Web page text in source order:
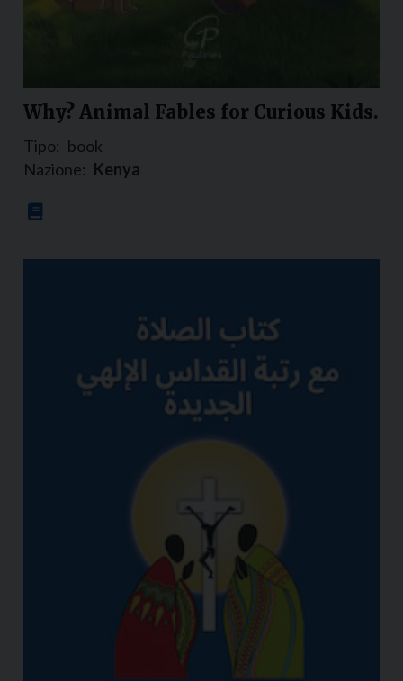
Why? Animal Fables for Curious Kids.
Tipo: book
Nazione: Kenya